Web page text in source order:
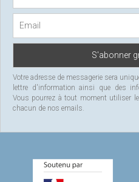
r
Votre adresse de messagerie sera
lettre d'information ainsi que des
Vous pourrez à tout moment utiliser
chacun de nos emails.